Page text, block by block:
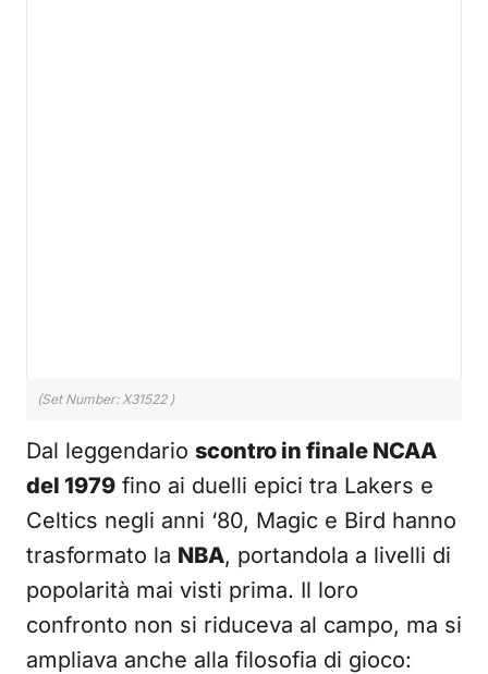
(Set Number: X31522 )
Dal leggendario scontro in finale NCAA
del 1979 fino ai duelli epici tra Lakers e
Celtics negli anni ‘80, Magic e Bird hanno
trasformato la NBA, portandola a livelli di
popolarità mai visti prima. Il loro
confronto non si riduceva al campo, ma si
ampliava anche alla filosofia di gioco: